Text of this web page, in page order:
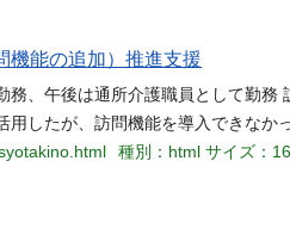
機能の追加）推進支援
務、午後は通所介護職員として勤務
用したが、訪問機能を導入できなか
種別：html サイズ：